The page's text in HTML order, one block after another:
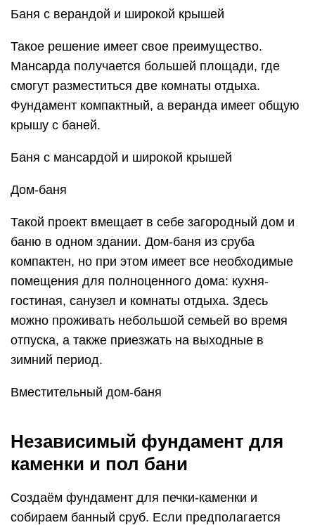
Баня с верандой и широкой крышей
Такое решение имеет свое преимущество.
Мансарда получается большей площади, где
смогут разместиться две комнаты отдыха.
Фундамент компактный, а веранда имеет общую
крышу с баней.
Баня с мансардой и широкой крышей
Дом-баня
Такой проект вмещает в себе загородный дом и
баню в одном здании. Дом-баня из сруба
компактен, но при этом имеет все необходимые
помещения для полноценного дома: кухня-
гостиная, санузел и комнаты отдыха. Здесь
можно проживать небольшой семьей во время
отпуска, а также приезжать на выходные в
зимний период.
Вместительный дом-баня
Независимый фундамент для
каменки и пол бани
Создаём фундамент для печки-каменки и
собираем банный сруб. Если предполагается